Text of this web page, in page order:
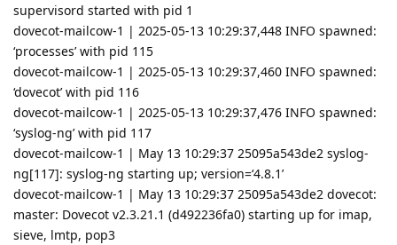
supervisord started with pid 1
dovecot-mailcow-1 | 2025-05-13 10:29:37,448 INFO spawned:
‘processes’ with pid 115
dovecot-mailcow-1 | 2025-05-13 10:29:37,460 INFO spawned:
‘dovecot’ with pid 116
dovecot-mailcow-1 | 2025-05-13 10:29:37,476 INFO spawned:
‘syslog-ng’ with pid 117
dovecot-mailcow-1 | May 13 10:29:37 25095a543de2 syslog-
ng[117]: syslog-ng starting up; version=‘4.8.1’
dovecot-mailcow-1 | May 13 10:29:37 25095a543de2 dovecot:
master: Dovecot v2.3.21.1 (d492236fa0) starting up for imap,
sieve, lmtp, pop3